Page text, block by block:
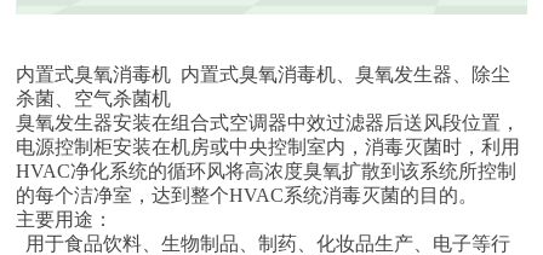
内置式臭氧消毒机 内置式臭氧消毒机、臭氧发生器、除尘
杀菌、空气杀菌机
臭氧发生器安装在组合式空调器中效过滤器后送风段位置，
电源控制柜安装在机房或中央控制室内，消毒灭菌时，利用
HVAC净化系统的循环风将高浓度臭氧扩散到该系统所控制
的每个洁净室，达到整个HVAC系统消毒灭菌的目的。
主要用途：
用于食品饮料、生物制品、制药、化妆品生产、电子等行